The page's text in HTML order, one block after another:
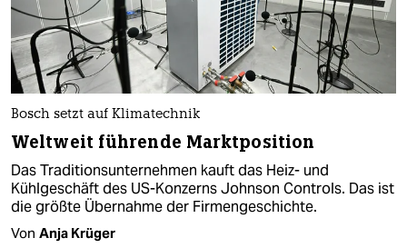
Bosch setzt auf Klimatechnik
Weltweit führende Marktposition
Das Traditionsunternehmen kauft das Heiz- und
Kühlgeschäft des US-Konzerns Johnson Controls. Das ist
die größte Übernahme der Firmengeschichte.
Von Anja Krüger